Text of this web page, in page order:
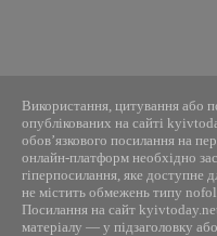
Використання, цитування або
опублікованих на сайті
обов’язкового посилання на
онлайн-платформ необхідно
гіперпосилання, яке доступне
не містить обмежень типу
Посилання на сайт
матеріалу — у підзаголовку